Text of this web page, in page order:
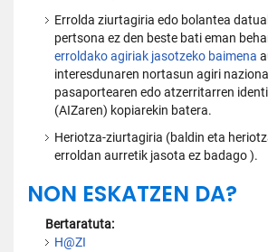
Errolda ziurtagiria edo bolantea
pertsona ez den beste bati eman
erroldako agiriak jasotzeko baimena
interesdunaren nortasun agiri
pasaportearen edo atzerritarren
(AIZaren) kopiarekin batera.
Heriotza-ziurtagiria (baldin eta
erroldan aurretik jasota ez badago ).
NON ESKATZEN DA?
Bertaratuta:
H@ZI